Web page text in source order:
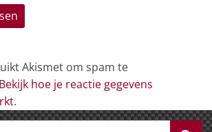
Akismet om spam te
Bekijk hoe je reactie gegevens
.